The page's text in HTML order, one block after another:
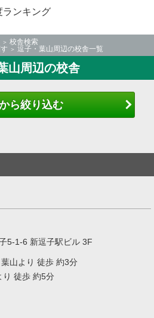
ランキング
校舎検索
逗子・葉山周辺の校舎一覧
山周辺の校舎
ら絞り込む
5-1-6 新逗子駅ビル 3F
山より 徒歩 約3分
り 徒歩 約5分